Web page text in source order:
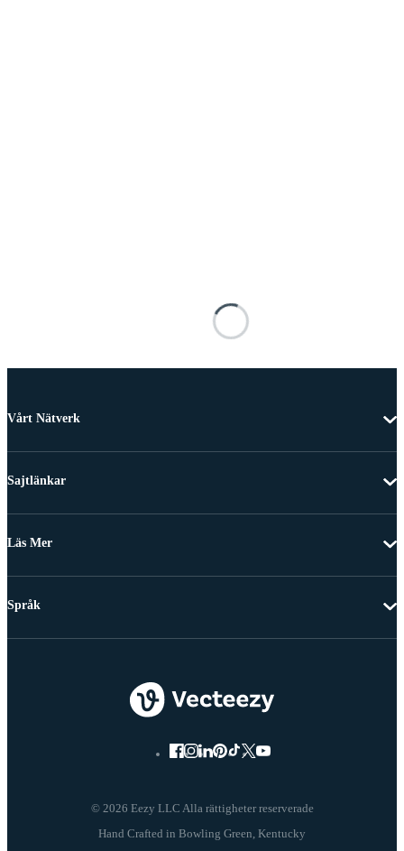
Vårt Nätverk
Sajtlänkar
Läs Mer
© 2026 Eezy LLC Alla rättigheter reserverade
Språk